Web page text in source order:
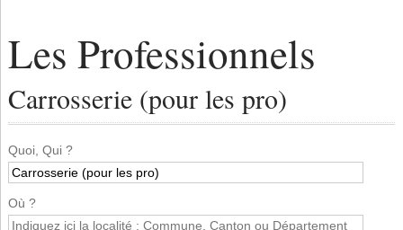
Les Professionnels
Carrosserie (pour les pro)
Quoi, Qui ?
Où ?